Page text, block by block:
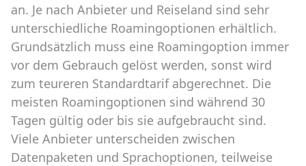
an. Je nach Anbieter und Reiseland sind sehr
unterschiedliche Roamingoptionen erhältlich.
Grundsätzlich muss eine Roamingoption immer
vor dem Gebrauch gelöst werden, sonst wird
zum teureren Standardtarif abgerechnet. Die
meisten Roamingoptionen sind während 30
Tagen gültig oder bis sie aufgebraucht sind.
Viele Anbieter unterscheiden zwischen
Datenpaketen und Sprachoptionen, teilweise